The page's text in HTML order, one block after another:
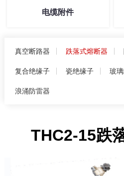
电缆附件
真空断路器 跌落式熔断器
复合绝缘子 瓷绝缘子 玻
浪涌防雷器
THC2-15跌